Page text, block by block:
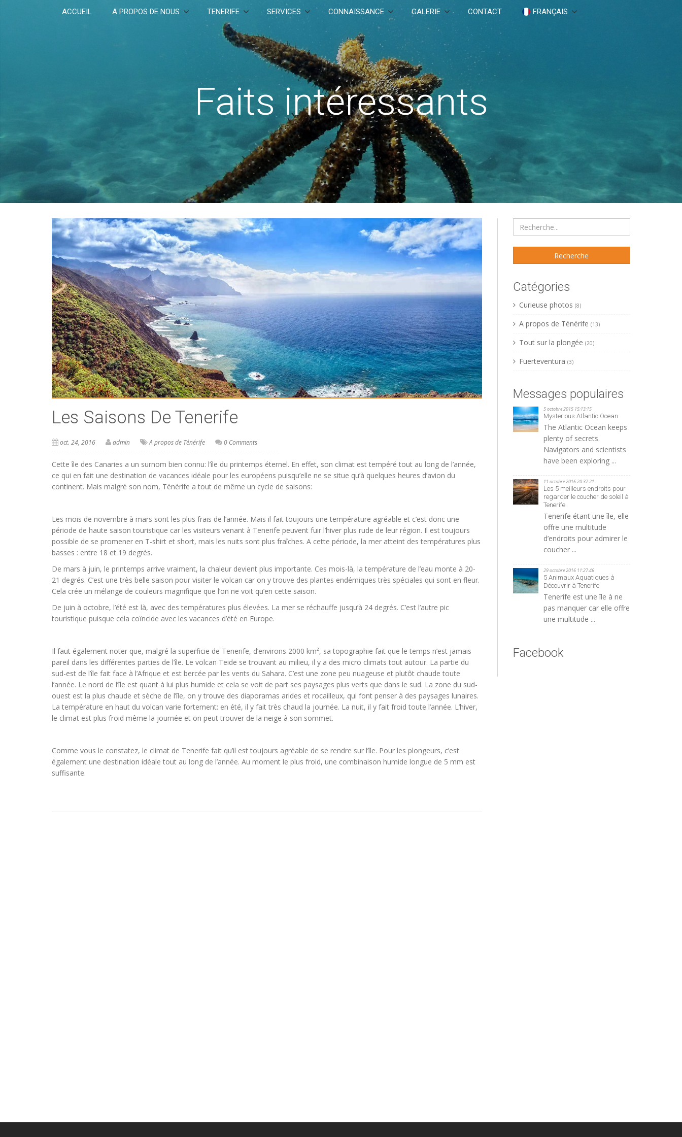
ACCUEIL A PROPOS DE NOUS TENERIFE SERVICES CONNAISSANCE GALERIE CONTACT FRANÇAIS
Faits intéressants
Les Saisons De Tenerife
oct. 24, 2016 admin A propos de Ténérife 0 Comments
Cette île des Canaries a un surnom bien connu: l’île du printemps éternel. En effet, son climat est tempéré tout au long de l’année,
ce qui en fait une destination de vacances idéale pour les européens puisqu’elle ne se situe qu’à quelques heures d’avion du
continent. Mais malgré son nom, Ténérife a tout de même un cycle de saisons:
Les mois de novembre à mars sont les plus frais de l’année. Mais il fait toujours une température agréable et c’est donc une
période de haute saison touristique car les visiteurs venant à Tenerife peuvent fuir l’hiver plus rude de leur région. Il est toujours
possible de se promener en T-shirt et short, mais les nuits sont plus fraîches. A cette période, la mer atteint des températures plus
basses : entre 18 et 19 degrés.
De mars à juin, le printemps arrive vraiment, la chaleur devient plus importante. Ces mois-là, la température de l’eau monte à 20-
21 degrés. C’est une très belle saison pour visiter le volcan car on y trouve des plantes endémiques très spéciales qui sont en fleur.
Cela crée un mélange de couleurs magnifique que l’on ne voit qu’en cette saison.
De juin à octobre, l’été est là, avec des températures plus élevées. La mer se réchauffe jusqu’à 24 degrés. C’est l’autre pic
touristique puisque cela coïncide avec les vacances d’été en Europe.
Il faut également noter que, malgré la superficie de Tenerife, d’environs 2000 km², sa topographie fait que le temps n’est jamais
pareil dans les différentes parties de l’île. Le volcan Teide se trouvant au milieu, il y a des micro climats tout autour. La partie du
sud-est de l’île fait face à l’Afrique et est bercée par les vents du Sahara. C’est une zone peu nuageuse et plutôt chaude toute
l’année. Le nord de l’île est quant à lui plus humide et cela se voit de part ses paysages plus verts que dans le sud. La zone du sud-
ouest est la plus chaude et sèche de l’île, on y trouve des diaporamas arides et rocailleux, qui font penser à des paysages lunaires.
La température en haut du volcan varie fortement: en été, il y fait très chaud la journée. La nuit, il y fait froid toute l’année. L’hiver,
le climat est plus froid même la journée et on peut trouver de la neige à son sommet.
Comme vous le constatez, le climat de Tenerife fait qu’il est toujours agréable de se rendre sur l’île. Pour les plongeurs, c’est
également une destination idéale tout au long de l’année. Au moment le plus froid, une combinaison humide longue de 5 mm est
suffisante.
Catégories
Curieuse photos (8)
A propos de Ténérife (13)
Tout sur la plongée (20)
Fuerteventura (3)
Messages populaires
5 octobre 2015 15:13:15
Mysterious Atlantic Ocean
The Atlantic Ocean keeps
plenty of secrets.
Navigators and scientists
have been exploring ...
11 octobre 2016 20:37:21
Les 5 meilleurs endroits pour
regarder le coucher de soleil à
Tenerife
Tenerife étant une île, elle
offre une multitude
d’endroits pour admirer le
coucher ...
29 octobre 2016 11:27:46
5 Animaux Aquatiques à
Découvrir à Tenerife
Tenerife est une île à ne
pas manquer car elle offre
une multitude ...
Facebook